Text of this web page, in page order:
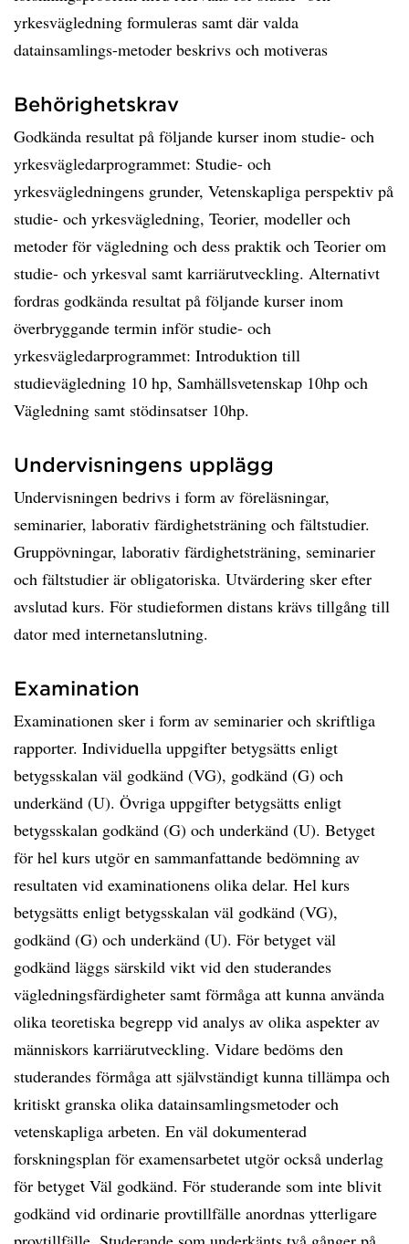
yrkesvägledning formuleras samt där valda
datainsamlings-metoder beskrivs och motiveras
Behörighetskrav
Godkända resultat på följande kurser inom studie- och
yrkesvägledarprogrammet: Studie- och
yrkesvägledningens grunder, Vetenskapliga perspektiv på
studie- och yrkesvägledning, Teorier, modeller och
metoder för vägledning och dess praktik och Teorier om
studie- och yrkesval samt karriärutveckling. Alternativt
fordras godkända resultat på följande kurser inom
överbryggande termin inför studie- och
yrkesvägledarprogrammet: Introduktion till
studievägledning 10 hp, Samhällsvetenskap 10hp och
Vägledning samt stödinsatser 10hp.
Undervisningens upplägg
Undervisningen bedrivs i form av föreläsningar,
seminarier, laborativ färdighetsträning och fältstudier.
Gruppövningar, laborativ färdighetsträning, seminarier
och fältstudier är obligatoriska. Utvärdering sker efter
avslutad kurs. För studieformen distans krävs tillgång till
dator med internetanslutning.
Examination
Examinationen sker i form av seminarier och skriftliga
rapporter. Individuella uppgifter betygsätts enligt
betygsskalan väl godkänd (VG), godkänd (G) och
underkänd (U). Övriga uppgifter betygsätts enligt
betygsskalan godkänd (G) och underkänd (U). Betyget
för hel kurs utgör en sammanfattande bedömning av
resultaten vid examinationens olika delar. Hel kurs
betygsätts enligt betygsskalan väl godkänd (VG),
godkänd (G) och underkänd (U). För betyget väl
godkänd läggs särskild vikt vid den studerandes
vägledningsfärdigheter samt förmåga att kunna använda
olika teoretiska begrepp vid analys av olika aspekter av
människors karriärutveckling. Vidare bedöms den
studerandes förmåga att självständigt kunna tillämpa och
kritiskt granska olika datainsamlingsmetoder och
vetenskapliga arbeten. En väl dokumenterad
forskningsplan för examensarbetet utgör också underlag
för betyget Väl godkänd. För studerande som inte blivit
godkänd vid ordinarie provtillfälle anordnas ytterligare